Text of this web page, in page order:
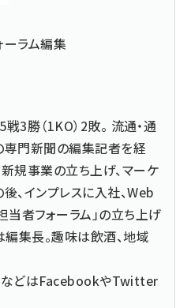
ーラム編集
3勝（1KO）2敗。 流通・通
専門新聞の編集記者を経
規事業の立ち上げ、マーケ
、インプレスに入社、Web
当者フォーラム」の立ち上げ
集長。趣味は飲酒、地域
どはFacebookやTwitter